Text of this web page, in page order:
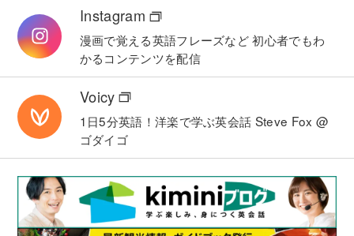
Instagram
漫画で覚える英語フレーズなど初心者でもわ
かるコンテンツを配信
Voicy
1日5分英語！洋楽で学ぶ英会話 Steve Fox @
ゴダイゴ